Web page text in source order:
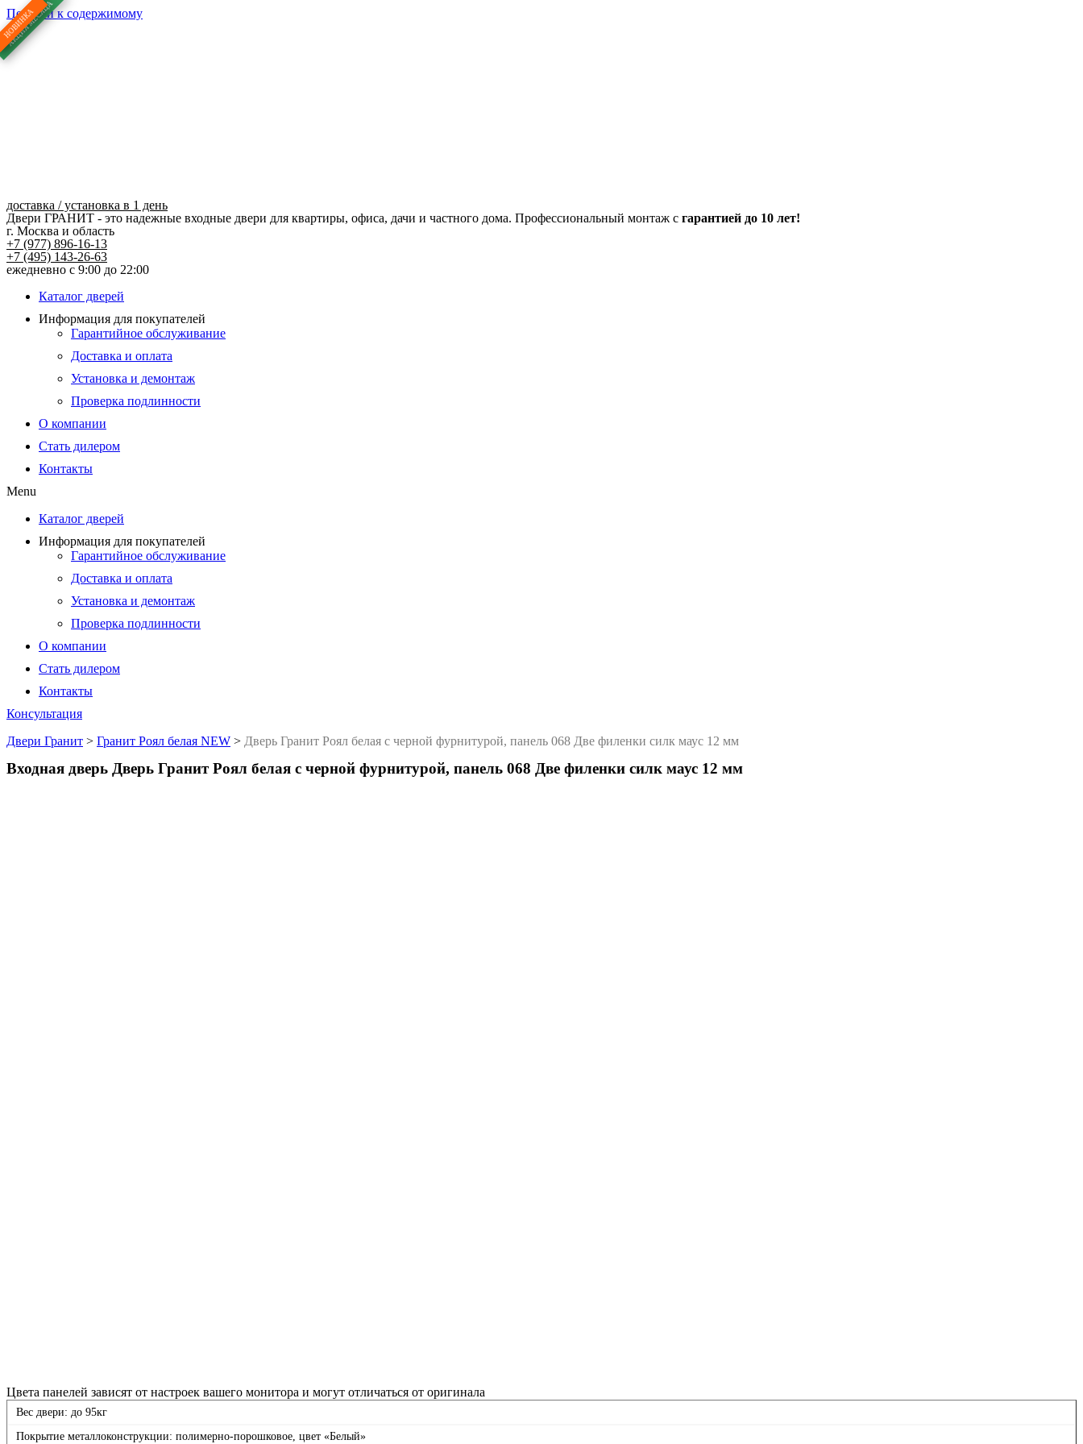
Перейти к содержимому
доставка / установка в 1 день
Двери ГРАНИТ - это надежные входные двери для квартиры, офиса, дачи и частного дома. Профессиональный монтаж с гарантией до 10 лет!
г. Москва и область
+7 (977) 896-16-13
+7 (495) 143-26-63
ежедневно с 9:00 до 22:00
Каталог дверей
Информация для покупателей
Гарантийное обслуживание
Доставка и оплата
Установка и демонтаж
Проверка подлинности
О компании
Стать дилером
Контакты
Menu
Каталог дверей
Информация для покупателей
Гарантийное обслуживание
Доставка и оплата
Установка и демонтаж
Проверка подлинности
О компании
Стать дилером
Контакты
Консультация
Двери Гранит > Гранит Роял белая NEW > Дверь Гранит Роял белая с черной фурнитурой, панель 068 Две филенки силк маус 12 мм
Входная дверь Дверь Гранит Роял белая с черной фурнитурой, панель 068 Две филенки силк маус 12 мм
Цвета панелей зависят от настроек вашего монитора и могут отличаться от оригинала
Вес двери: до 95кг
Покрытие металлоконструкции: полимерно-порошковое, цвет «Белый»